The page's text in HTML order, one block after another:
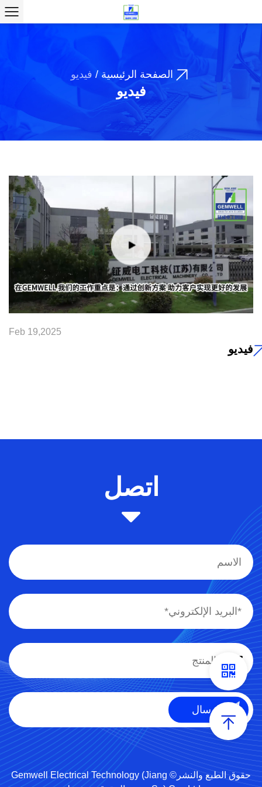
الصفحة الرئيسية / فيديو
فيديو
Feb 19,2025
فيديو
اتصل
حقوق الطبع والنشر© Gemwell Electrical Technology (Jiang